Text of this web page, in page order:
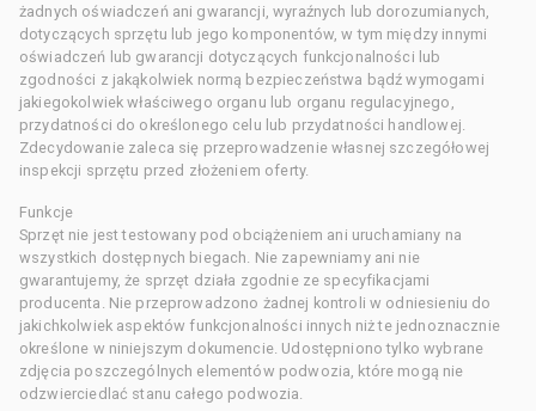
żadnych oświadczeń ani gwarancji, wyraźnych lub dorozumianych,
dotyczących sprzętu lub jego komponentów, w tym między innymi
oświadczeń lub gwarancji dotyczących funkcjonalności lub
zgodności z jakąkolwiek normą bezpieczeństwa bądź wymogami
jakiegokolwiek właściwego organu lub organu regulacyjnego,
przydatności do określonego celu lub przydatności handlowej.
Zdecydowanie zaleca się przeprowadzenie własnej szczegółowej
inspekcji sprzętu przed złożeniem oferty.
Funkcje
Sprzęt nie jest testowany pod obciążeniem ani uruchamiany na
wszystkich dostępnych biegach. Nie zapewniamy ani nie
gwarantujemy, że sprzęt działa zgodnie ze specyfikacjami
producenta. Nie przeprowadzono żadnej kontroli w odniesieniu do
jakichkolwiek aspektów funkcjonalności innych niż te jednoznacznie
określone w niniejszym dokumencie. Udostępniono tylko wybrane
zdjęcia poszczególnych elementów podwozia, które mogą nie
odzwierciedlać stanu całego podwozia.